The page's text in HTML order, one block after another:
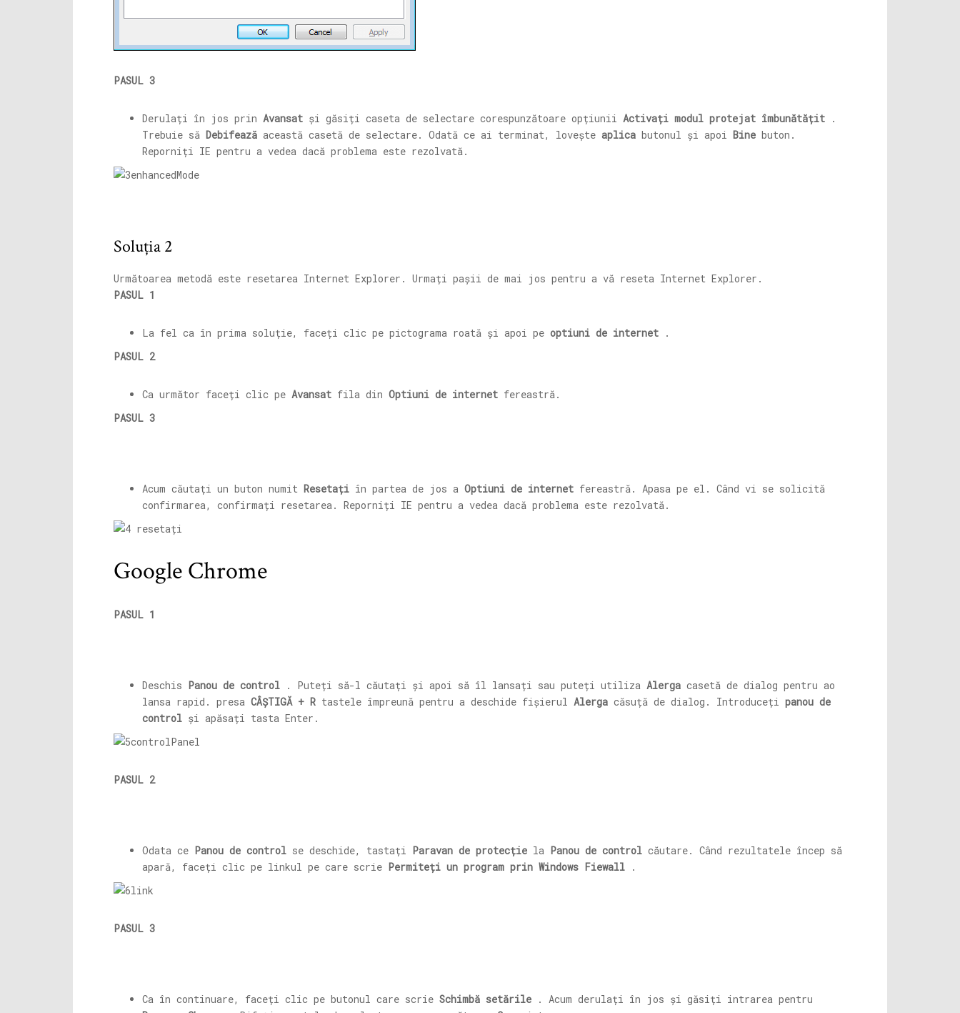
PASUL 3
Derulați în jos prin Avansat și găsiți caseta de selectare corespunzătoare opțiunii Activați modul protejat îmbunătățit .
Trebuie să Debifează această casetă de selectare. Odată ce ai terminat, lovește aplica butonul și apoi Bine buton.
Reporniți IE pentru a vedea dacă problema este rezolvată.
Soluția 2
Următoarea metodă este resetarea Internet Explorer. Urmați pașii de mai jos pentru a vă reseta Internet Explorer.
PASUL 1
La fel ca în prima soluție, faceți clic pe pictograma roată și apoi pe optiuni de internet .
PASUL 2
Ca următor faceți clic pe Avansat fila din Optiuni de internet fereastră.
PASUL 3
Acum căutați un buton numit Resetați în partea de jos a Optiuni de internet fereastră. Apasa pe el. Când vi se solicită
confirmarea, confirmați resetarea. Reporniți IE pentru a vedea dacă problema este rezolvată.
Google Chrome
PASUL 1
Deschis Panou de control . Puteți să-l căutați și apoi să îl lansați sau puteți utiliza Alerga casetă de dialog pentru ao
lansa rapid. presa CÂȘTIGĂ + R tastele împreună pentru a deschide fișierul Alerga căsuță de dialog. Introduceți panou de
control și apăsați tasta Enter.
PASUL 2
Odata ce Panou de control se deschide, tastați Paravan de protecție la Panou de control căutare. Când rezultatele încep să
apară, faceți clic pe linkul pe care scrie Permiteți un program prin Windows Fiewall .
PASUL 3
Ca în continuare, faceți clic pe butonul care scrie Schimbă setările . Acum derulați în jos și găsiți intrarea pentru